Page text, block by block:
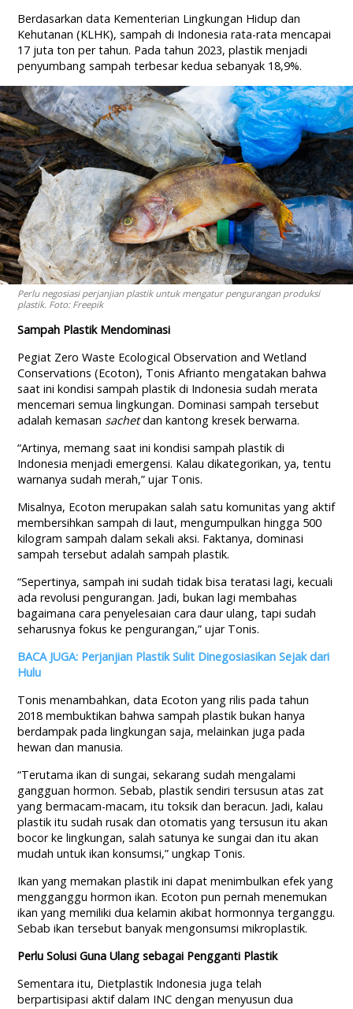
Berdasarkan data Kementerian Lingkungan Hidup dan
Kehutanan (KLHK), sampah di Indonesia rata-rata mencapai
17 juta ton per tahun. Pada tahun 2023, plastik menjadi
penyumbang sampah terbesar kedua sebanyak 18,9%.
Perlu negosiasi perjanjian plastik untuk mengatur pengurangan produksi
plastik. Foto: Freepik
Sampah Plastik Mendominasi
Pegiat Zero Waste Ecological Observation and Wetland
Conservations (Ecoton), Tonis Afrianto mengatakan bahwa
saat ini kondisi sampah plastik di Indonesia sudah merata
mencemari semua lingkungan. Dominasi sampah tersebut
adalah kemasan sachetdan kantong kresek berwarna.
“Artinya, memang saat ini kondisi sampah plastik di
Indonesia menjadi emergensi. Kalau dikategorikan, ya, tentu
warnanya sudah merah,” ujar Tonis.
Misalnya, Ecoton merupakan salah satu komunitas yang aktif
membersihkan sampah di laut, mengumpulkan hingga 500
kilogram sampah dalam sekali aksi. Faktanya, dominasi
sampah tersebut adalah sampah plastik.
“Sepertinya, sampah ini sudah tidak bisa teratasi lagi, kecuali
ada revolusi pengurangan. Jadi, bukan lagi membahas
bagaimana cara penyelesaian cara daur ulang, tapi sudah
seharusnya fokus ke pengurangan,” ujar Tonis.
BACA JUGA: Perjanjian Plastik Sulit Dinegosiasikan Sejak dari
Hulu
Tonis menambahkan, data Ecoton yang rilis pada tahun
2018 membuktikan bahwa sampah plastik bukan hanya
berdampak pada lingkungan saja, melainkan juga pada
hewan dan manusia.
“Terutama ikan di sungai, sekarang sudah mengalami
gangguan hormon. Sebab, plastik sendiri tersusun atas zat
yang bermacam-macam, itu toksik dan beracun. Jadi, kalau
plastik itu sudah rusak dan otomatis yang tersusun itu akan
bocor ke lingkungan, salah satunya ke sungai dan itu akan
mudah untuk ikan konsumsi,” ungkap Tonis.
Ikan yang memakan plastik inidapat menimbulkan efek yang
mengganggu hormonikan. Ecoton pun pernah menemukan
ikan yang memiliki dua kelamin akibat hormonnya terganggu.
Sebab ikan tersebut banyak mengonsumsi mikroplastik.
Perlu Solusi Guna Ulang sebagai Pengganti Plastik
Sementara itu, Dietplastik Indonesia juga telah
berpartisipasi aktif dalam INC dengan menyusun dua